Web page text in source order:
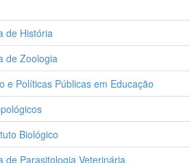
de História
de Zoologia
e Políticas Públicas em Educação
Biológico
de Parasitologia Veterinária